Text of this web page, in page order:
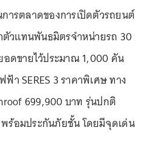
ารตลาดของการเปิดตัวรถยนต์
ตัวแทนพันธมิตรจำหน่ายรถ 30
อดขายไว้ประมาณ 1,000 คัน
า SERES 3 ราคาพิเศษ ทาง
699,900 บาท รุ่นปกติ
ร้อมประกันภัยชั้น โดยมีจุดเด่น